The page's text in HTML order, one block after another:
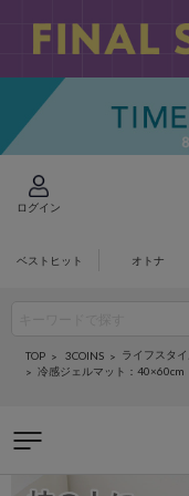
ログイン
ベストヒット オトナ
TOP 3COINS ライフスタ
冷感ジェルマット：40×60cm